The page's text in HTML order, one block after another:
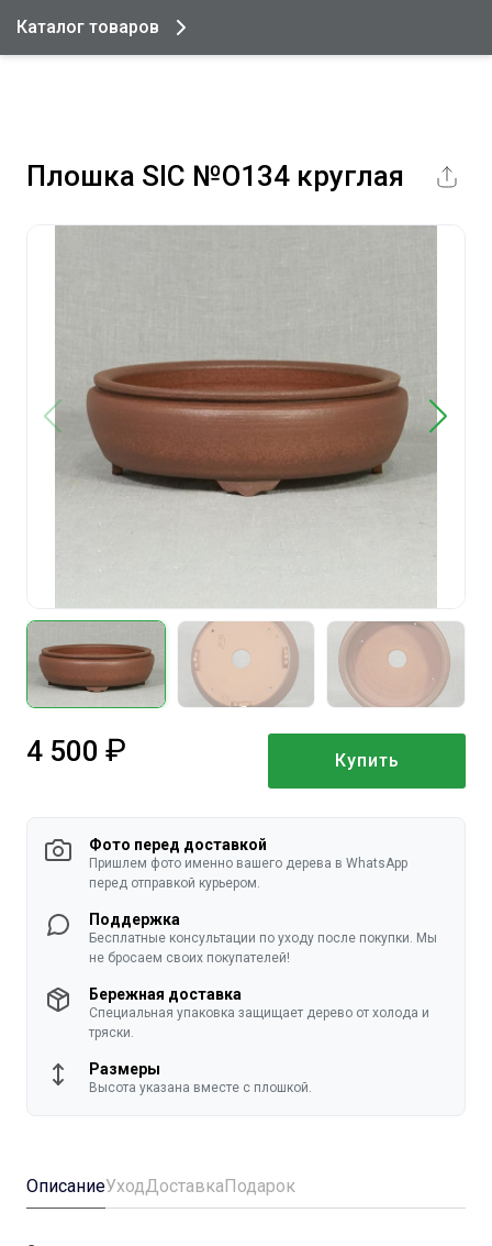
Каталог товаров
Плошка SIC №О134 круглая
4 500 Купить
Фото перед доставкой
Пришлем фото именно вашего дерева в WhatsApp
перед отправкой курьером.
Поддержка
Бесплатные консультации по уходу после покупки. Мы
не бросаем своих покупателей!
Бережная доставка
Специальная упаковка защищает дерево от холода и
тряски.
Размеры
Высота указана вместе с плошкой.
ОписаниеУходДоставкаПодарок